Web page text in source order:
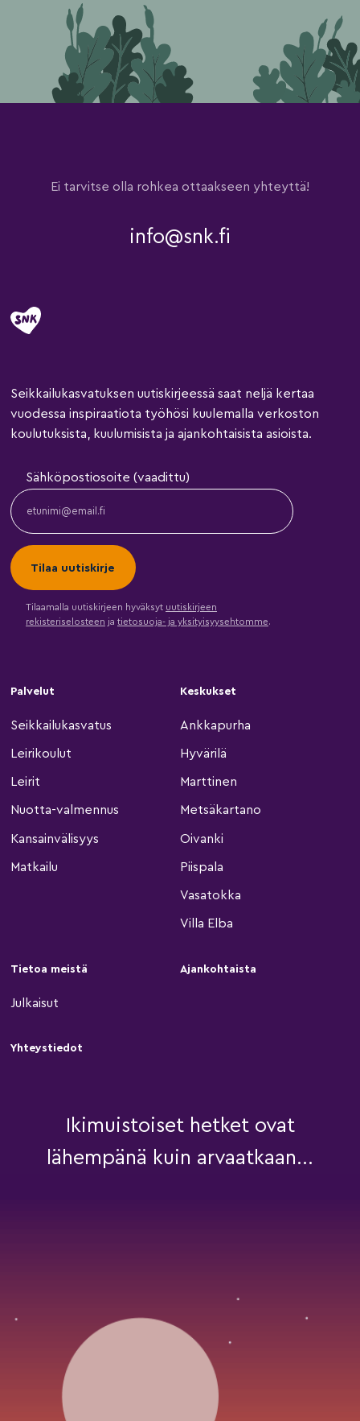
Ei tarvitse olla rohkea ottaakseen yhteyttä!
info@snk.fi
Seikkailukasvatuksen uutiskirjeessä saat neljä kertaa
vuodessa inspiraatiota työhösi kuulemalla verkoston
koulutuksista, kuulumisista ja ajankohtaisista asioista.
Sähköpostiosoite (vaadittu)
Tilaamalla uutiskirjeen hyväksyt uutiskirjeen
rekisteriselosteen ja tietosuoja- ja yksityisyysehtomme.
Palvelut
Seikkailukasvatus
Leirikoulut
Leirit
Nuotta-valmennus
Kansainvälisyys
Matkailu
Keskukset
Ankkapurha
Hyvärilä
Marttinen
Metsäkartano
Oivanki
Piispala
Vasatokka
Villa Elba
Tietoa meistä
Julkaisut
Ajankohtaista
Yhteystiedot
Ikimuistoiset hetket ovat
lähempänä kuin arvaatkaan...